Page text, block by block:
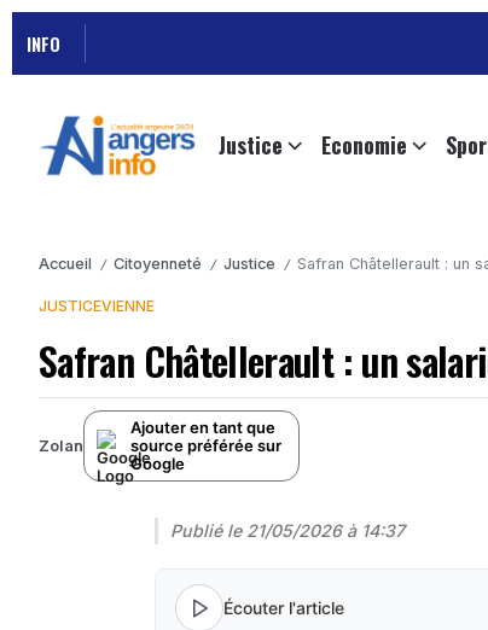
INFO
Justice Economie
Accueil / Citoyenneté / Justice / Safran Châtellerault : un
JUSTICEVIENNE
Safran Châtellerault : un
Zolan
Ajouter en tant que
source préférée sur
Google
Publié le 21/05/2026 à 14:37
Écouter l'article